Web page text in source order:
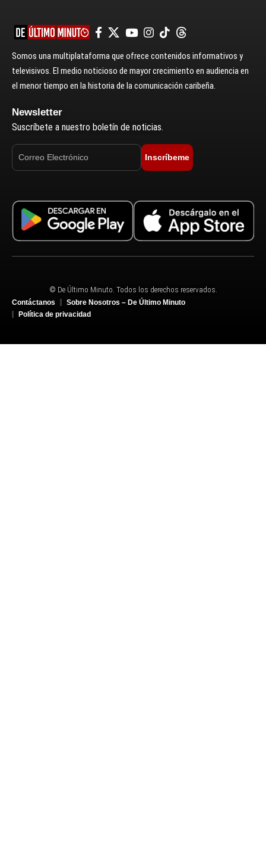
Somos una multiplataforma que ofrece contenidos informativos y
televisivos. El medio noticioso de mayor crecimiento en audiencia en
el menor tiempo en la historia de la comunicación caribeña.
Newsletter
Suscríbete a nuestro boletín de noticias.
Inscríbeme
© De Último Minuto. Todos los derechos reservados.
Contáctanos
Sobre Nosotros – De Último Minuto
Política de privacidad